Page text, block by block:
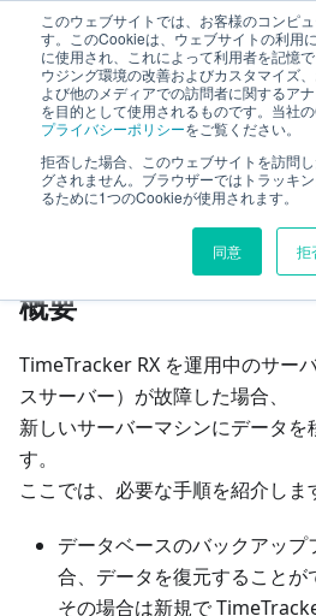
このウェブサイトでは、お客様のコンピ
す。このCookieは、ウェブサイトの利用
に使用され、これによって利用者を記憶
ウジング環境の改善およびカスタマイズ
よび他のメディアでの訪問者に関するア
を目的として使用されるものです。当社
プライバシーポリシーをご覧ください。
拒否した場合、このウェブサイトを訪問
グされません。ブラウザーではトラッキ
るために1つのCookieが使用されます。
同意 拒
サーバー管理ガイド
サーバーを移行する
このページの見出し
故障発生時に移
概要
TimeTracker RX を運用中のサー
スサーバー）が故障した場合、
新しいサーバーマシンにデータを
す。
ここでは、必要な手順を紹介しま
データベースのバックアッ
合、データを復元することが
その場合は新規で